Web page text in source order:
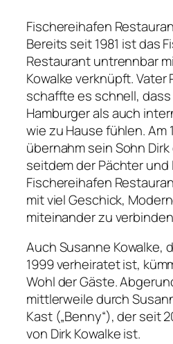
Fischereihafen
Bereits seit 1981 ist das
Restaurant untrennbar
Kowalke verknüpft. Vater
schaffte es schnell,
Hamburger als auch
wie zu Hause fühlen. Am
übernahm sein Sohn
seitdem der Pächter und
Fischereihafen
mit viel Geschick,
miteinander zu
Auch Susanne Kowalke,
1999 verheiratet ist,
Wohl der Gäste.
mittlerweile durch
Kast („Benny“), der seit
von Dirk Kowalke ist.